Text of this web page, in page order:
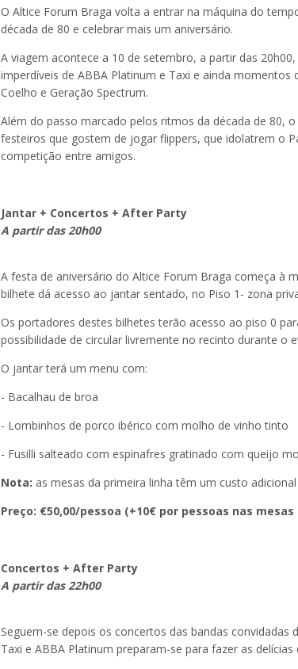
O Altice Forum Braga volta a entrar na máquina do
década de 80 e celebrar mais um aniversário.
A viagem acontece a 10 de setembro, a partir das
imperdíveis de ABBA Platinum e Taxi e ainda
Coelho e Geração Spectrum.
Além do passo marcado pelos ritmos da década de 80,
festeiros que gostem de jogar flippers, que idolatrem o
competição entre amigos.
Jantar + Concertos + After Party
A partir das 20h00
A festa de aniversário do Altice Forum Braga começa à
bilhete dá acesso ao jantar sentado, no Piso 1- zona
Os portadores destes bilhetes terão acesso ao piso 0
possibilidade de circular livremente no recinto durante o
O jantar terá um menu com:
- Bacalhau de broa
- Lombinhos de porco ibérico com molho de vinho tinto
- Fusilli salteado com espinafres gratinado com queijo
Nota: as mesas da primeira linha têm um custo
Preço: €50,00/pessoa (+10€ por pessoas nas mesas
Concertos + After Party
A partir das 22h00
Seguem-se depois os concertos das bandas
Taxi e ABBA Platinum preparam-se para fazer as